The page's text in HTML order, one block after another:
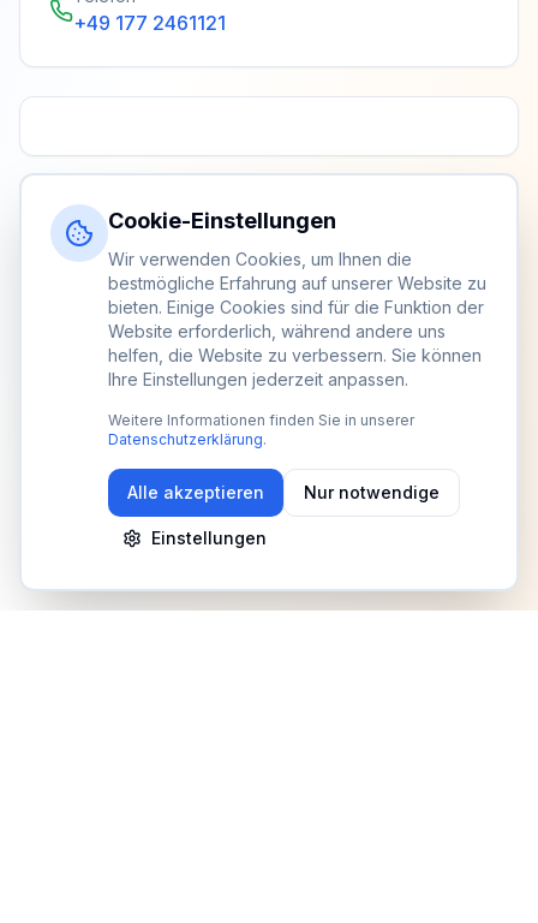
+49 177 2461121
Cookie-Einstellungen
Wir verwenden Cookies, um Ihnen die
bestmögliche Erfahrung auf unserer Website zu
bieten. Einige Cookies sind für die Funktion der
Website erforderlich, während andere uns
helfen, die Website zu verbessern. Sie können
Ihre Einstellungen jederzeit anpassen.
Weitere Informationen finden Sie in unserer
Datenschutzerklärung.
Alle akzeptieren Nur notwendige
Einstellungen